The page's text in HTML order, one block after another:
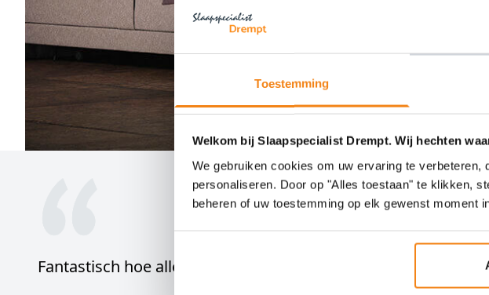
Toestemming
Welkom bij Slaapspecialist Drempt. Wij hechten
We gebruiken cookies om uw ervaring te
personaliseren. Door op "Alles toestaan" te klikken,
beheren of uw toestemming op elk gewenst moment
Fantastisch hoe alles werkt